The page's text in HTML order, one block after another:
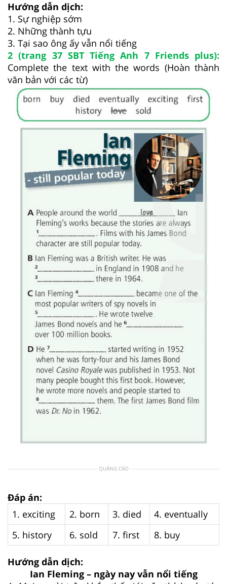
Hướng dẫn dịch:
1. Sự nghiệp sớm
2. Những thành tựu
3. Tại sao ông ấy vẫn nổi tiếng
2 (trang 37 SBT Tiếng Anh 7 Friends plus):
Complete the text with the words (Hoàn thành
văn bản với các từ)
QUẢNG CÁO
Đáp án:
1. exciting
2. born 3. died
4. eventually
5. history
6. sold 7. first 8. buy
Hướng dẫn dịch:
Ian Fleming – ngày nay vẫn nổi tiếng